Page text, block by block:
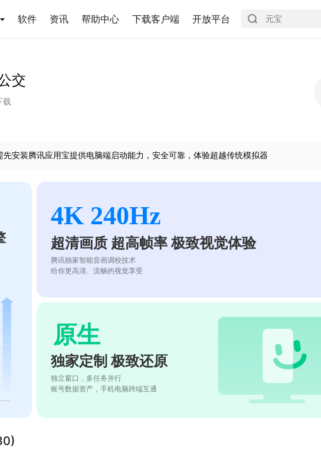
软件 资讯 帮助中心 下载客户端 开放平台
交
载
先安装腾讯应用宝提供电脑端启动能力，安全可靠，体验超越传统模拟器
4K 240Hz
超清画质 超高帧率 极致视觉体验
腾讯独家智能音画调校技术
给你更高清、流畅的视觉享受
原生
独家定制 极致还原
独立窗口，多任务并行
账号数据资产，手机电脑跨端互通